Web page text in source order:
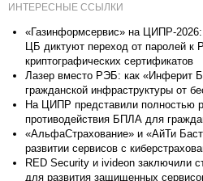
ИНТЕРЕСНЫЕ ССЫЛКИ
«Газинформсервис» на ЦИПР-
ЦБ диктуют переход от паролей к
криптографических сертификатов
Лазер вместо РЭБ: как «Инферит
гражданской инфраструктуры от
На ЦИПР представили полностью
противодействия БПЛА для
«АльфаСтрахование» и «АйТи
развитии сервисов с
RED Security и ivideon заключили
для развития защищенных